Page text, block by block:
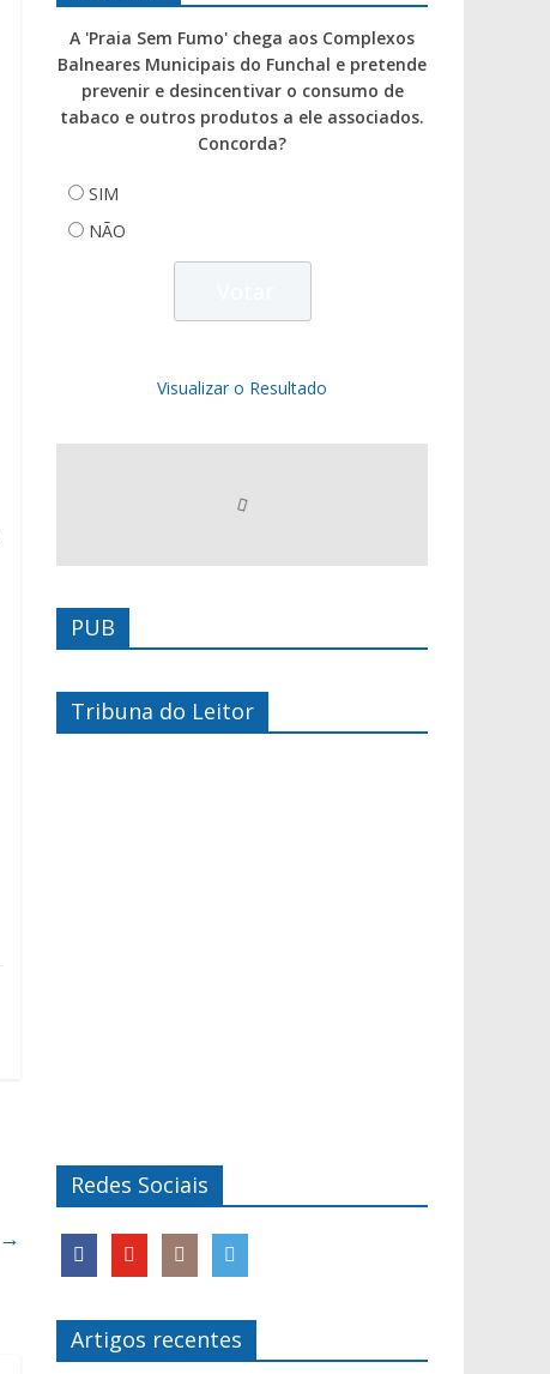
→
A 'Praia Sem Fumo' chega aos Complexos
Balneares Municipais do Funchal e pretende
prevenir e desincentivar o consumo de
tabaco e outros produtos a ele associados.
Concorda?
SIM
NÃO
Visualizar o Resultado
PUB
Tribuna do Leitor
Redes Sociais
Artigos recentes